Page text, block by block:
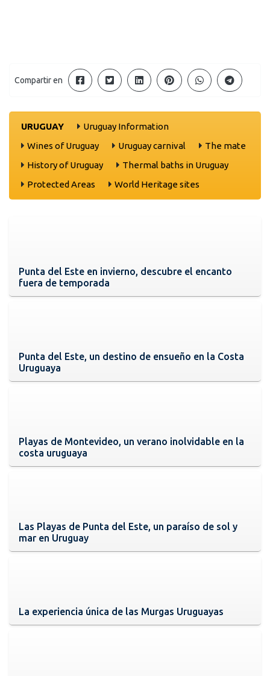
Compartir en
URUGUAY
Uruguay Information
Wines of Uruguay
Uruguay carnival
The mate
History of Uruguay
Thermal baths in Uruguay
Protected Areas
World Heritage sites
Punta del Este en invierno, descubre el encanto
fuera de temporada
Punta del Este, un destino de ensueño en la Costa
Uruguaya
Playas de Montevideo, un verano inolvidable en la
costa uruguaya
Las Playas de Punta del Este, un paraíso de sol y
mar en Uruguay
La experiencia única de las Murgas Uruguayas